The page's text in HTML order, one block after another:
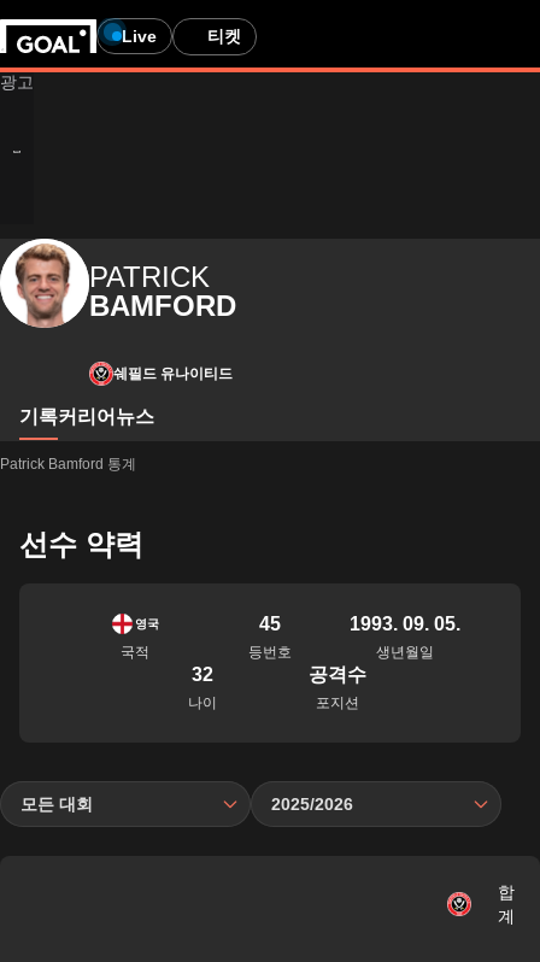
Live 티켓
PATRICK
BAMFORD
쉐필드 유나이티드
기록커리어 뉴스
Patrick Bamford 통계
선수 약력
영국
국적
45
등번호
1993. 09. 05.
생년월일
32
나이
공격수
포지션
모든 대회 2025/2026
합
계